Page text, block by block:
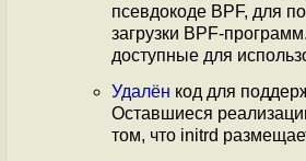
псевдокоде BPF, для
загрузки BPF-
доступные для
Удалён код для
Оставшиеся
том, что initrd